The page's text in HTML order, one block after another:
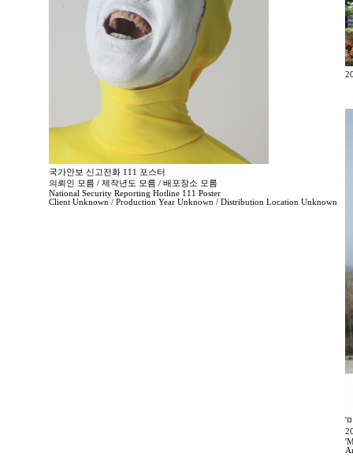
국가안보 신고전화 111 포스터
의뢰인 모름 / 제작년도 모름 / 배포장소 모름
National Security Reporting Hotline 111 Poster
Client Unknown / Production Year Unknown / Distribution Location Unknown
'